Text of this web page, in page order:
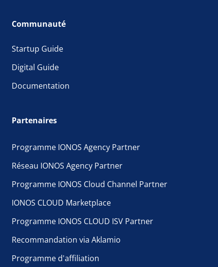
Communauté
Startup Guide
Digital Guide
Documentation
Partenaires
Programme IONOS Agency Partner
Réseau IONOS Agency Partner
Programme IONOS Cloud Channel Partner
IONOS CLOUD Marketplace
Programme IONOS CLOUD ISV Partner
Recommandation via Aklamio
Programme d'affiliation